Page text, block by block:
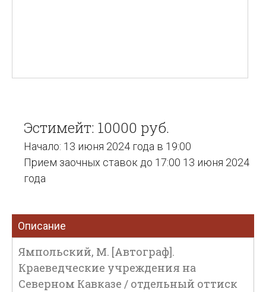
Эстимейт: 10000 руб.
Начало: 13 июня 2024 года в 19:00
Прием заочных ставок до 17:00 13 июня 2024
года
Описание
Ямпольский, М. [Автограф].
Краеведческие учреждения на
Северном Кавказе / отдельный оттиск